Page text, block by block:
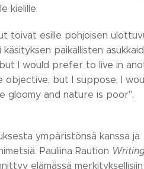
kielille.
toivat esille pohjoisen
paikallisten
I would prefer to live in
objective, but I suppose, I
gloomy and nature is poor".
ympäristönsä kanssa ja
Pauliina Raution
elämässä merkityksellisiin